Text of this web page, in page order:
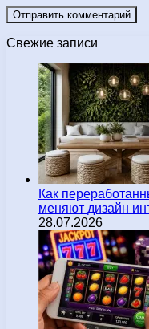
Свежие записи
Как
меняют дизайн
28.07.2026